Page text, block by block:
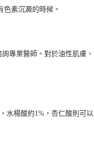
素沉澱的時候。
專業醫師。對於油性肌膚、
水楊酸約1%，杏仁酸則可以